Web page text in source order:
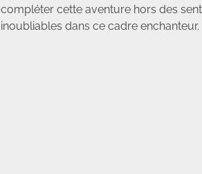
compléter cette aventure hors des
inoubliables dans ce cadre enchanteur.